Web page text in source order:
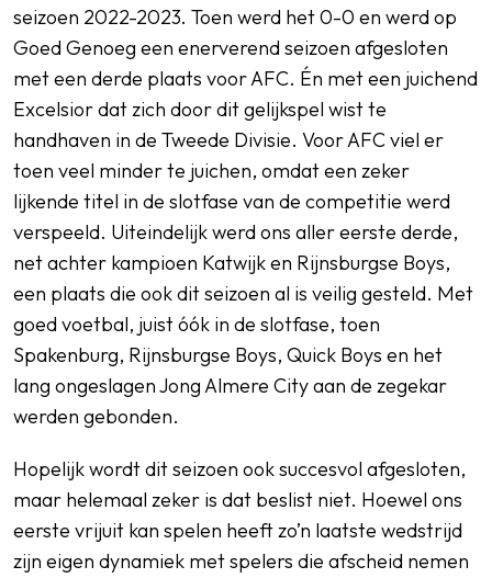
seizoen 2022-2023. Toen werd het 0-0 en werd op
Goed Genoeg een enerverend seizoen afgesloten
met een derde plaats voor AFC. Én met een juichend
Excelsior dat zich door dit gelijkspel wist te
handhaven in de Tweede Divisie. Voor AFC viel er
toen veel minder te juichen, omdat een zeker
lijkende titel in de slotfase van de competitie werd
verspeeld. Uiteindelijk werd ons aller eerste derde,
net achter kampioen Katwijk en Rijnsburgse Boys,
een plaats die ook dit seizoen al is veilig gesteld. Met
goed voetbal, juist óók in de slotfase, toen
Spakenburg, Rijnsburgse Boys, Quick Boys en het
lang ongeslagen Jong Almere City aan de zegekar
werden gebonden.
Hopelijk wordt dit seizoen ook succesvol afgesloten,
maar helemaal zeker is dat beslist niet. Hoewel ons
eerste vrijuit kan spelen heeft zo’n laatste wedstrijd
zijn eigen dynamiek met spelers die afscheid nemen